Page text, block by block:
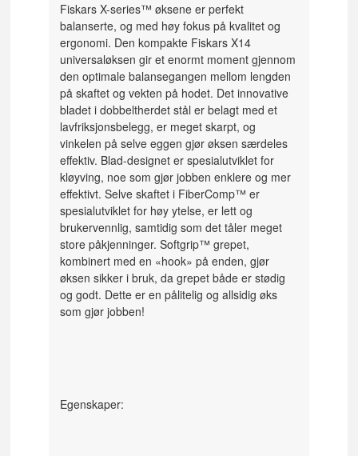
Fiskars X-series™ øksene er perfekt
balanserte, og med høy fokus på kvalitet og
ergonomi. Den kompakte Fiskars X14
universaløksen gir et enormt moment gjennom
den optimale balansegangen mellom lengden
på skaftet og vekten på hodet. Det innovative
bladet i dobbeltherdet stål er belagt med et
lavfriksjonsbelegg, er meget skarpt, og
vinkelen på selve eggen gjør øksen særdeles
effektiv. Blad-designet er spesialutviklet for
kløyving, noe som gjør jobben enklere og mer
effektivt. Selve skaftet i FiberComp™ er
spesialutviklet for høy ytelse, er lett og
brukervennlig, samtidig som det tåler meget
store påkjenninger. Softgrip™ grepet,
kombinert med en «hook» på enden, gjør
øksen sikker i bruk, da grepet både er stødig
og godt. Dette er en pålitelig og allsidig øks
som gjør jobben!
Egenskaper: